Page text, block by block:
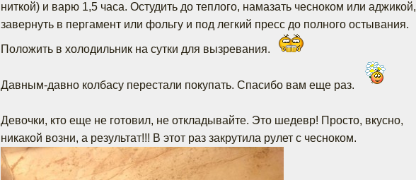
ниткой) и варю 1,5 часа. Остудить до теплого, намазать чесноком или аджикой,
завернуть в пергамент или фольгу и под легкий пресс до полного остывания.
Положить в холодильник на сутки для вызревания.
Давным-давно колбасу перестали покупать. Спасибо вам еще раз.
Девочки, кто еще не готовил, не откладывайте. Это шедевр! Просто, вкусно,
никакой возни, а результат!!! В этот раз закрутила рулет с чесноком.